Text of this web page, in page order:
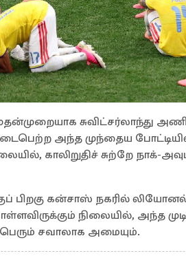
சுவிட்சர்லாந்து
நடைபெற்ற அந்த முந்தைய
காலிறுதிச் சுற்றே நாக்-
பிறகு கன்சாஸ் நகரில்
நிலையில், அந்த
சவாலாக அமையும்.